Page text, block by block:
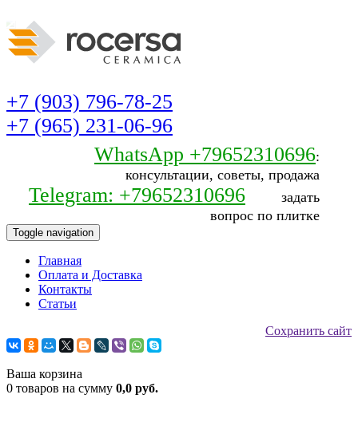
+7 (903) 796-78-25
+7 (965) 231-06-96
WhatsApp +79652310696:
консультации, советы, продажа
Telegram: +79652310696
задать
вопрос по плитке
Toggle navigation
Главная
Оплата и Доставка
Контакты
Статьи
Сохранить сайт
Ваша корзина
0 товаров на сумму 0,0 руб.